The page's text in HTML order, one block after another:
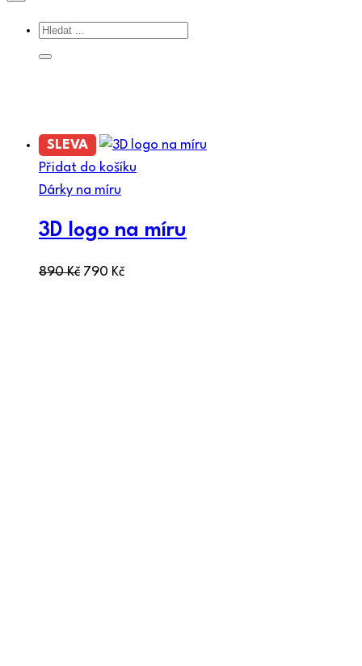
SLEVA
Přidat do košíku
Dárky na míru
3D logo na míru
890Kč 790 Kč